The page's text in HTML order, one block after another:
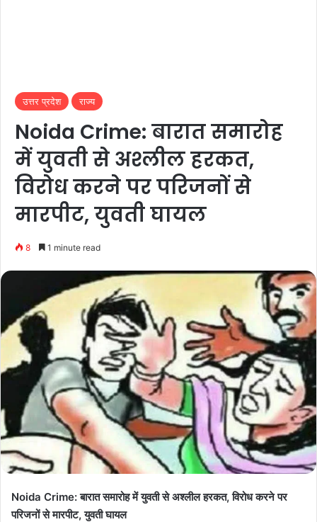
उत्तर प्रदेश राज्य
Noida Crime: बारात समारोह
में युवती से अश्लील हरकत,
विरोध करने पर परिजनों से
मारपीट, युवती घायल
8 1 minute read
Noida Crime: बारात समारोह में युवती से अश्लील हरकत, विरोध करने पर
परिजनों से मारपीट, युवती घायल